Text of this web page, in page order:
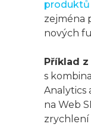
produktů
zejména
nových
Příklad z
s
Analytics
na Web
zrychlení